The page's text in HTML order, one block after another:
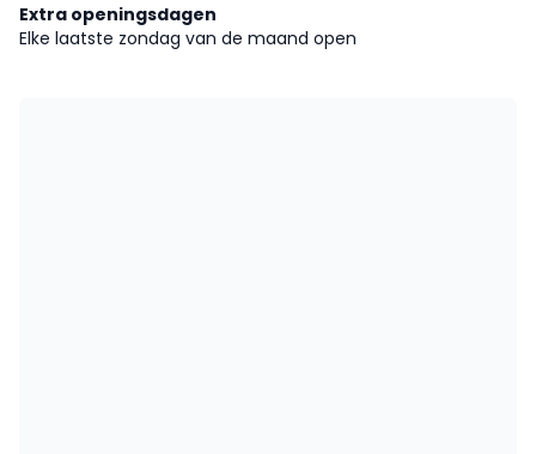
Extra openingsdagen
Elke laatste zondag van de maand open